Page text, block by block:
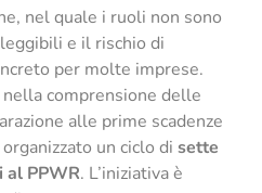
nel quale i ruoli non sono
e il rischio di
per molte imprese.
comprensione delle
alle prime scadenze
un ciclo di sette
PPWR. L’iniziativa è